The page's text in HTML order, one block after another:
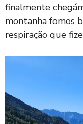
finalmente
montanha fomos
respiração que